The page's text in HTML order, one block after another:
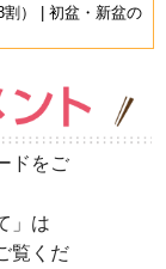
） | 初盆・新盆の
ドをご
」は
覧くだ